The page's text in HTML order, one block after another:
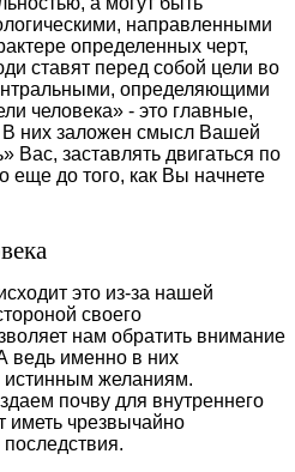
направленными
определенных черт,
ставят перед собой цели во
определяющими
человека» - это главные,
В них заложен смысл Вашей
Вас, заставлять двигаться по
еще до того, как Вы начнете
это из-за нашей
своего
нам обратить внимание
ведь именно в них
желаниям.
почву для внутреннего
иметь чрезвычайно